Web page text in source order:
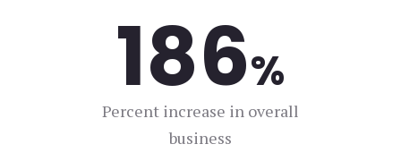
186%
Percent increase in overall
business